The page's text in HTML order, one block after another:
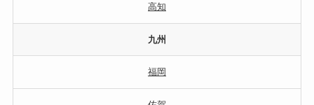
高知
九州
福岡